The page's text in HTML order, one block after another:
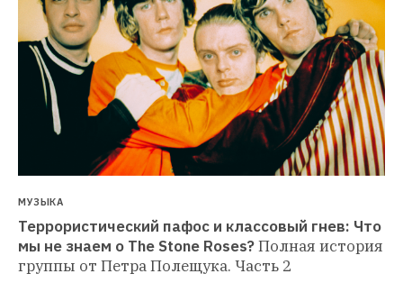
МУЗЫКА
Террористический пафос и классовый гнев: Что
мы не знаем о The Stone Roses?Полная история
группы от Петра Полещука. Часть 2